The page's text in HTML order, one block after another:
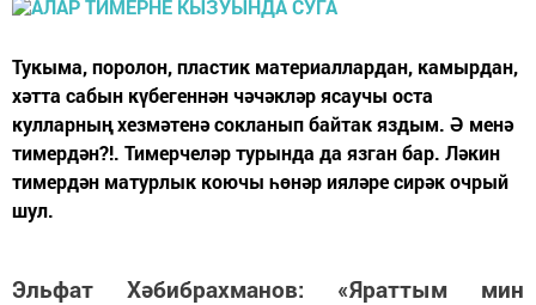
Тукыма, поролон, пластик материаллардан, камырдан,
хәтта сабын күбегеннән чәчәкләр ясаучы оста
кулларның хезмәтенә сокланып байтак яздым. Ә менә
тимердән?!. Тимерчеләр турында да язган бар. Ләкин
тимердән матурлык коючы һөнәр ияләре сирәк очрый
шул.
Эльфат Хәбибрахманов: «Яраттым мин